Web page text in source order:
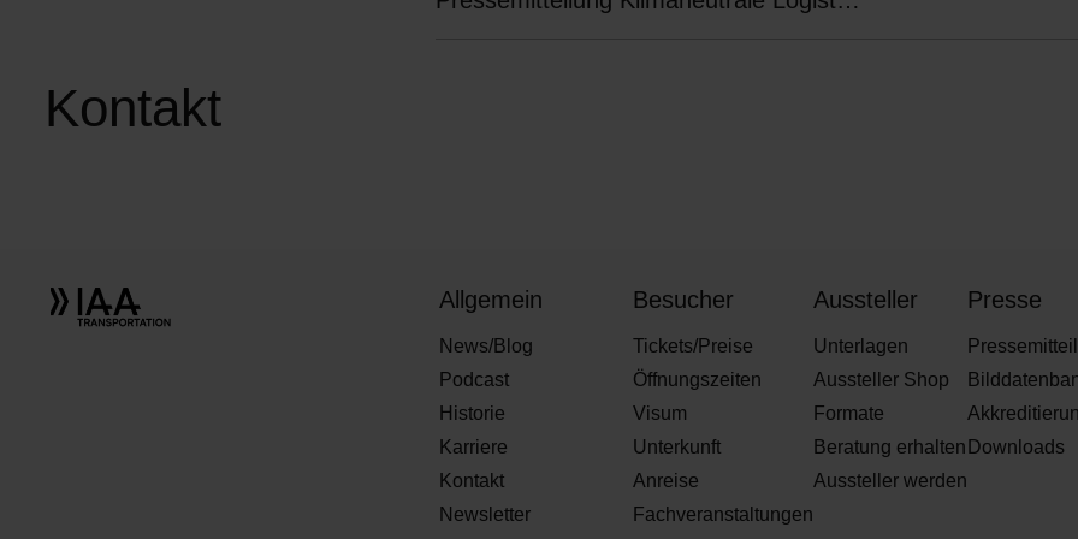
Kontakt
Allgemein
News/Blog
Podcast
Historie
Karriere
Kontakt
Newsletter
Besucher
Tickets/Preise
Öffnungszeiten
Visum
Unterkunft
Anreise
Fachveranstaltungen
Aussteller
Unterlagen
Aussteller Shop
Formate
Beratung erhalten
Aussteller werden
Presse
Downloads